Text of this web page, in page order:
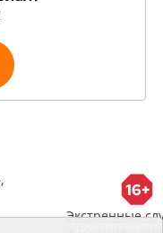
Экстренные